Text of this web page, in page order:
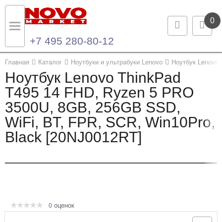
0
+7 495 280-80-12
Главная Каталог Ноутбуки и ультрабуки Lenovo Ноутбук Lenovo
Ноутбук Lenovo ThinkPad
T495 14 FHD, Ryzen 5 PRO
3500U, 8GB, 256GB SSD,
WiFi, BT, FPR, SCR, Win10Pro,
Black [20NJ0012RT]
0 оценок
Назад
Каталог продукции
Ноутбуки и ультрабуки
Компьютеры
Назад
Контакты
Контактная информация